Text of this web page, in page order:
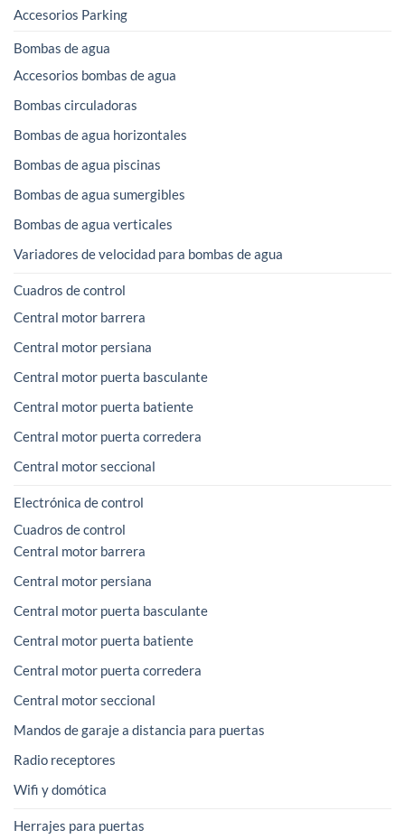
Accesorios Parking
Bombas de agua
Accesorios bombas de agua
Bombas circuladoras
Bombas de agua horizontales
Bombas de agua piscinas
Bombas de agua sumergibles
Bombas de agua verticales
Variadores de velocidad para bombas de agua
Cuadros de control
Central motor barrera
Central motor persiana
Central motor puerta basculante
Central motor puerta batiente
Central motor puerta corredera
Central motor seccional
Electrónica de control
Cuadros de control
Central motor barrera
Central motor persiana
Central motor puerta basculante
Central motor puerta batiente
Central motor puerta corredera
Central motor seccional
Mandos de garaje a distancia para puertas
Radio receptores
Wifi y domótica
Herrajes para puertas